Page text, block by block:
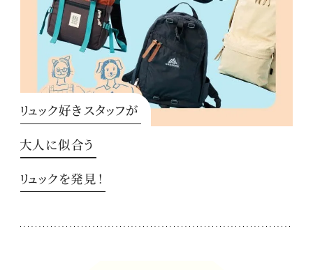
リュック好きスタッフが
大人に似合う
リュックを発見！